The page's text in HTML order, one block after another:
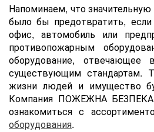
Напоминаем, что
было бы предотвратить,
офис, автомобиль или
противопожарным
оборудование, отвечающее
существующим стандартам.
жизни людей и имущество
Компания ПОЖЕЖНА БЕЗПЕКА
ознакомиться с
оборудования.